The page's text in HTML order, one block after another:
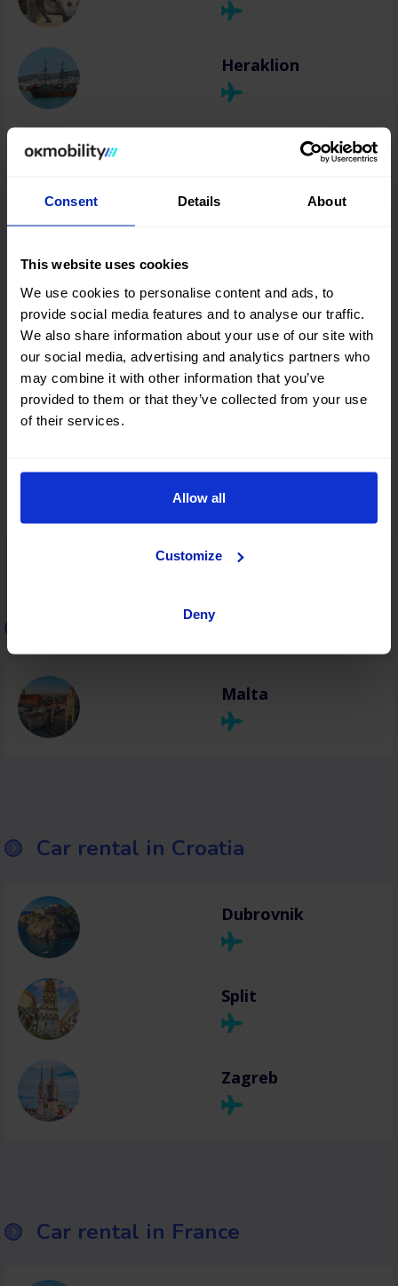
Consent Details About
This website uses cookies
We use cookies to personalise content and ads, to
provide social media features and to analyse our traffic.
We also share information about your use of our site with
our social media, advertising and analytics partners who
may combine it with other information that you’ve
provided to them or that they’ve collected from your use
of their services.
Allow all
Customize
Deny
Heraklion
Zakynthos
Athens
Kefalonia
Car rental in Malta
Malta
Car rental in Croatia
Dubrovnik
Split
Zagreb
Car rental in France